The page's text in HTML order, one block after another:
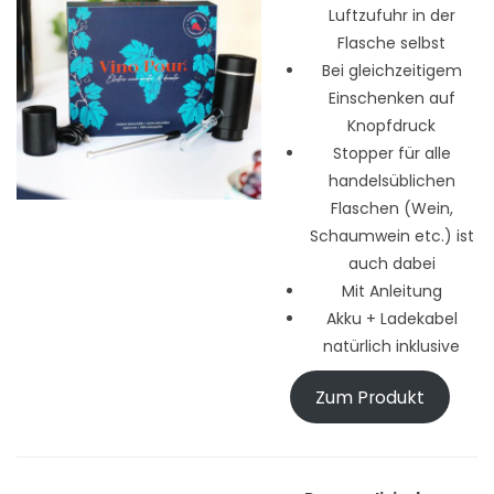
Luftzufuhr in der
Flasche selbst
Bei gleichzeitigem
Einschenken auf
Knopfdruck
Stopper für alle
handelsüblichen
Flaschen (Wein,
Schaumwein etc.) ist
auch dabei
Mit Anleitung
Akku + Ladekabel
natürlich inklusive
Zum Produkt